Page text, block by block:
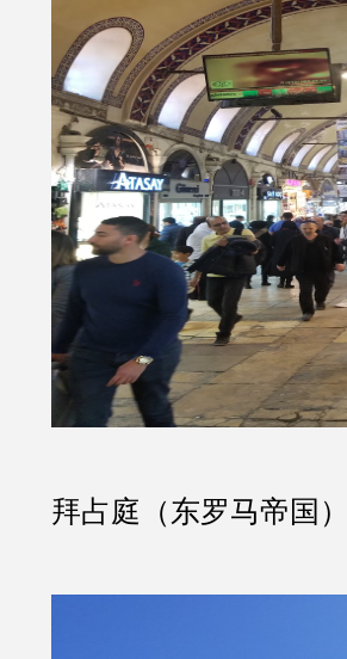
拜占庭（东罗马帝国